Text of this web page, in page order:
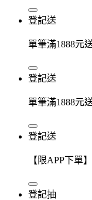
登記送
單筆滿1888元
登記送
單筆滿1888元
登記送
【限APP下單
登記抽